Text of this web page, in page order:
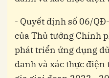
- Quyết định số 06/
của Thủ tướng Chính
phát triển ứng dụng
danh và xác thực điện